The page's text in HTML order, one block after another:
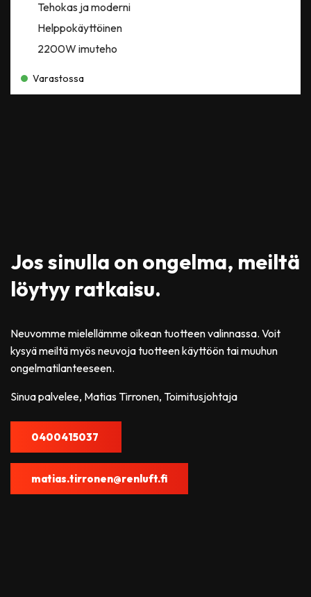
Tehokas ja moderni
Helppokäyttöinen
2200W imuteho
Varastossa
Jos sinulla on ongelma, meiltä
löytyy ratkaisu.
Neuvomme mielellämme oikean tuotteen valinnassa. Voit
kysyä meiltä myös neuvoja tuotteen käyttöön tai muuhun
ongelmatilanteeseen.
Sinua palvelee, Matias Tirronen, Toimitusjohtaja
0400415037
matias.tirronen@renluft.fi